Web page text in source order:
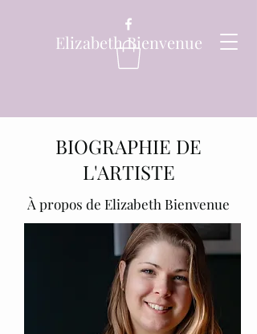
Elizabeth Bienvenue
BIOGRAPHIE DE
L'ARTISTE
À propos de Elizabeth Bienvenue